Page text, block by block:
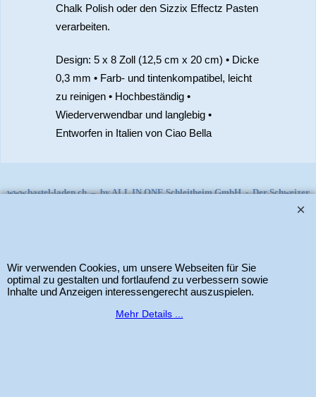
Chalk Polish oder den Sizzix Effectz Pasten
verarbeiten.
Design: 5 x 8 Zoll (12,5 cm x 20 cm) • Dicke
0,3 mm • Farb- und tintenkompatibel, leicht
zu reinigen • Hochbeständig •
Wiederverwendbar und langlebig •
Entworfen in Italien von Ciao Bella
www.bastel-laden.ch –byALL IN ONE Schleitheim GmbH - Der Schweizer
Shop für Sizzix Scrapbook und Cardmaking Produkte. Copyright 2025 Alle
WebShop erstellt mit
ShopFactory Shop
Software.
Wir verwenden Cookies, um unsere Webseiten für Sie
optimal zu gestalten und fortlaufend zu verbessern sowie
Inhalte und Anzeigen interessengerecht auszuspielen.
Mehr Details ...